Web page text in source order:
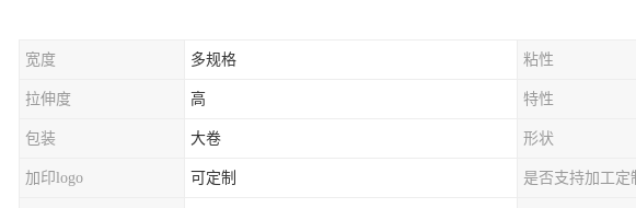
宽度 多规格 粘性
拉伸度 高 特性
包装 大卷 形状
加印logo 可定制 是否支持加工定